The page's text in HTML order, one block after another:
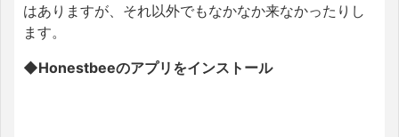
はありますが、それ以外でもなかなか来なかったりし
ます。
◆Honestbeeのアプリをインストール